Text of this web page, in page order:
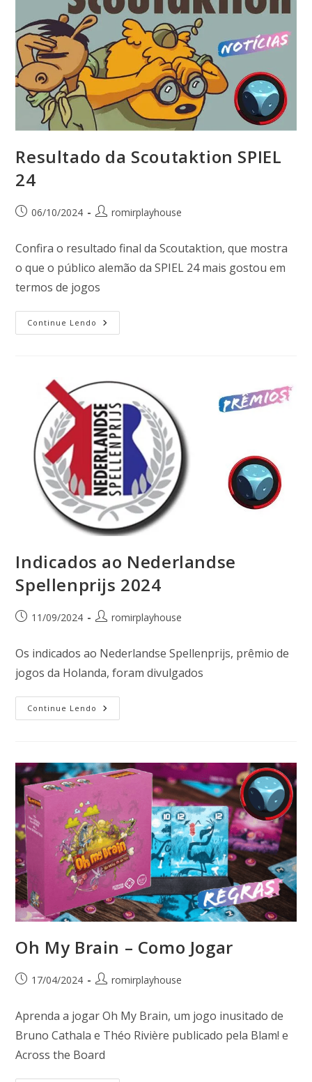
Resultado da Scoutaktion SPIEL
24
06/10/2024 romirplayhouse
Confira o resultado final da Scoutaktion, que mostra
o que o público alemão da SPIEL 24 mais gostou em
termos de jogos
Continue Lendo
Indicados ao Nederlandse
Spellenprijs 2024
11/09/2024 romirplayhouse
Os indicados ao Nederlandse Spellenprijs, prêmio de
jogos da Holanda, foram divulgados
Continue Lendo
Oh My Brain – Como Jogar
17/04/2024 romirplayhouse
Aprenda a jogar Oh My Brain, um jogo inusitado de
Bruno Cathala e Théo Rivière publicado pela Blam! e
Across the Board